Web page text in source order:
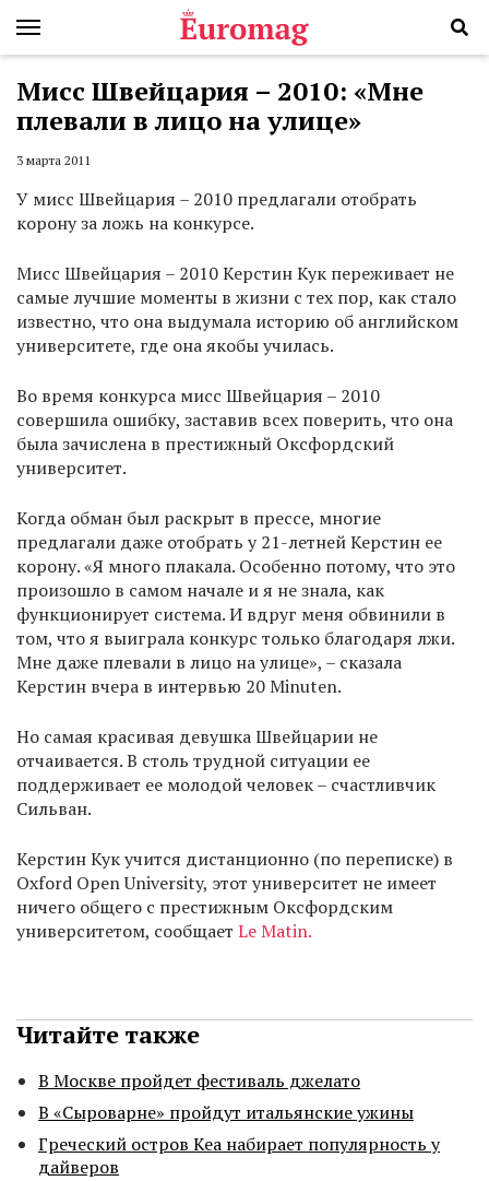
Мисс Швейцария – 2010: «Мне
плевали в лицо на улице»
3 марта 2011
У мисс Швейцария – 2010 предлагали отобрать
корону за ложь на конкурсе.
Мисс Швейцария – 2010 Керстин Кук переживает не
самые лучшие моменты в жизни с тех пор, как стало
известно, что она выдумала историю об английском
университете, где она якобы училась.
Во время конкурса мисс Швейцария – 2010
совершила ошибку, заставив всех поверить, что она
была зачислена в престижный Оксфордский
университет.
Когда обман был раскрыт в прессе, многие
предлагали даже отобрать у 21-летней Керстин ее
корону. «Я много плакала. Особенно потому, что это
произошло в самом начале и я не знала, как
функционирует система. И вдруг меня обвинили в
том, что я выиграла конкурс только благодаря лжи.
Мне даже плевали в лицо на улице», – сказала
Керстин вчера в интервью 20 Minuten.
Но самая красивая девушка Швейцарии не
отчаивается. В столь трудной ситуации ее
поддерживает ее молодой человек – счастливчик
Сильван.
Керстин Кук учится дистанционно (по переписке) в
Oxford Open University, этот университет не имеет
ничего общего с престижным Оксфордским
университетом, сообщает Le Matin.
Читайте также
В Москве пройдет фестиваль джелато
В «Сыроварне» пройдут итальянские ужины
Греческий остров Кеа набирает популярность у
дайверов